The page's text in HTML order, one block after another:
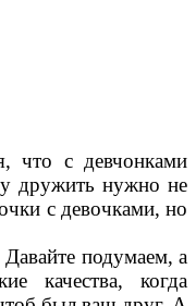
что с девчонками
дружить нужно не
с девочками, но
подумаем, а
качества, когда